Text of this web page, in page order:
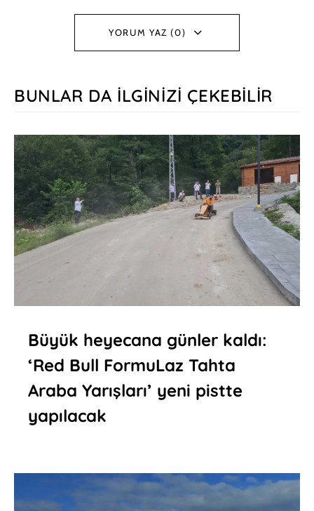
YORUM YAZ (0)
BUNLAR DA İLGINIZI ÇEKEBILIR
Büyük heyecana günler kaldı:
‘Red Bull FormuLaz Tahta
Araba Yarışları’ yeni pistte
yapılacak